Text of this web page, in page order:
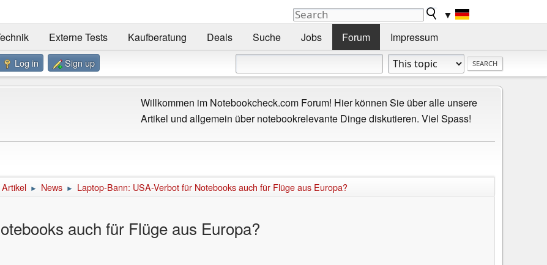
▼
Externe Tests Kaufberatung Deals Suche Jobs Forum Impressum
Log in Sign up
Willkommen im Notebookcheck.com Forum! Hier können Sie über alle unsere
Artikel und allgemein über notebookrelevante Dinge diskutieren. Viel Spass!
► News ► Laptop-Bann: USA-Verbot für Notebooks auch für Flüge aus Europa?
auch für Flüge aus Europa?